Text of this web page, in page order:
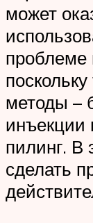
может
проблеме
методы –
пилинг. В
сделать